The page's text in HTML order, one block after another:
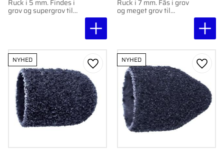
Ruck i 5 mm. Findes i
grov og supergrov til
effektiv fjernelse af
Ruck i 7 mm. Fås i grov
og meget grov til
effektiv slibning af hård
NYHED
Gem som favorit
NYHED
Gem